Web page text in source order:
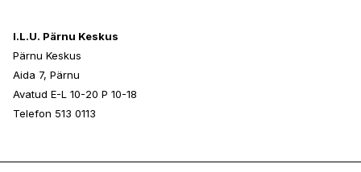
I.L.U. Pärnu Keskus
Pärnu Keskus
Aida 7, Pärnu
Avatud E-L 10-20 P 10-18
Telefon 513 0113